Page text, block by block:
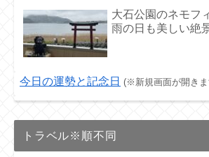
大石公園のネモフ
雨の日も美しい絶
今日の運勢と記念日 (※新規画面が開き
トラベル※順不同